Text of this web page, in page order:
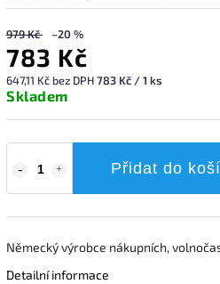
979 Kč –20 %
783 Kč
647,11 Kč bez DPH783 Kč / 1 ks
Skladem
Přidat do
Německý výrobce nákupních,
Detailní informace